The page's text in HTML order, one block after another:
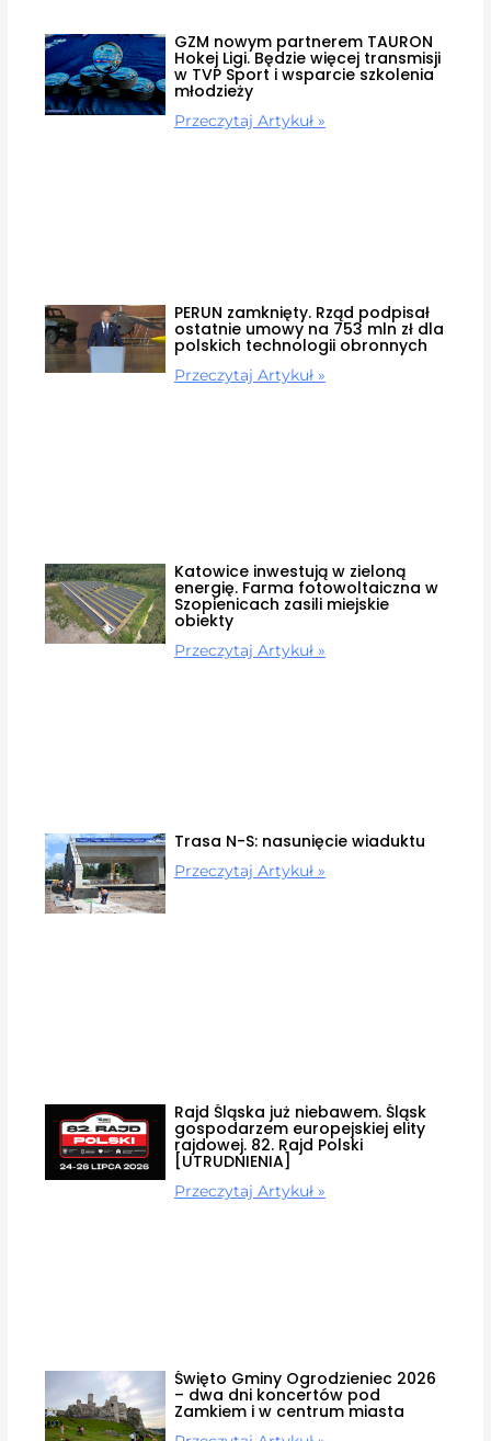
GZM nowym partnerem TAURON
Hokej Ligi. Będzie więcej transmisji
w TVP Sport i wsparcie szkolenia
młodzieży
Przeczytaj Artykuł »
PERUN zamknięty. Rząd podpisał
ostatnie umowy na 753 mln zł dla
polskich technologii obronnych
Przeczytaj Artykuł »
Katowice inwestują w zieloną
energię. Farma fotowoltaiczna w
Szopienicach zasili miejskie
obiekty
Przeczytaj Artykuł »
Trasa N-S: nasunięcie wiaduktu
Przeczytaj Artykuł »
Rajd Śląska już niebawem. Śląsk
gospodarzem europejskiej elity
rajdowej. 82. Rajd Polski
[UTRUDNIENIA]
Przeczytaj Artykuł »
Święto Gminy Ogrodzieniec 2026
– dwa dni koncertów pod
Zamkiem i w centrum miasta